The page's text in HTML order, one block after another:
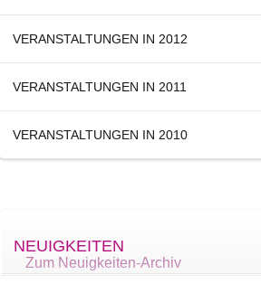
VERANSTALTUNGEN IN 2012
VERANSTALTUNGEN IN 2011
VERANSTALTUNGEN IN 2010
NEUIGKEITEN
Zum Neuigkeiten-Archiv